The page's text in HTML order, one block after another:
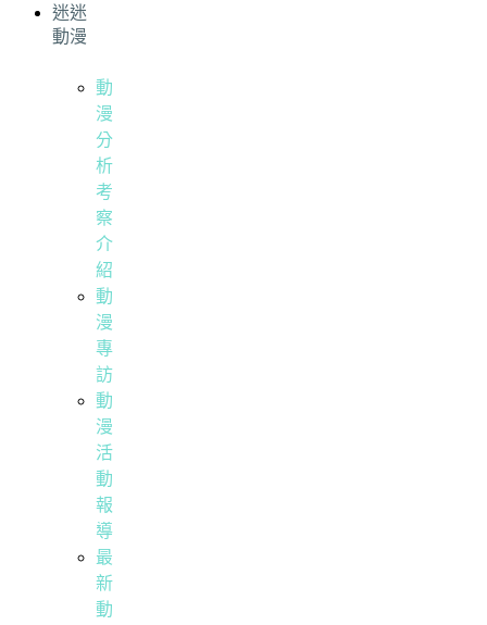
迷迷
動漫
動
漫
分
析
考
察
介
紹
動
漫
專
訪
動
漫
活
動
報
導
最
新
動